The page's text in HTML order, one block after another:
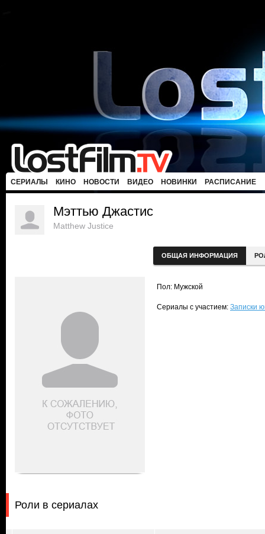
СЕРИАЛЫ КИНО НОВОСТИ ВИДЕО НОВИНКИ РАСПИСАНИЕ
Мэттью Джастис
Matthew Justice
ОБЩАЯ ИНФОРМАЦИЯ
Пол: Мужской
Сериалы с участием: Записки
Роли в сериалах